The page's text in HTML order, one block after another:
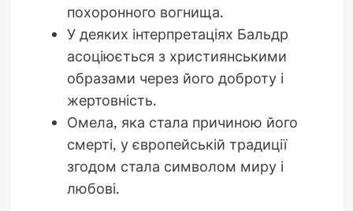
похоронного вогнища.
У деяких інтерпретаціях Бальдр
асоціюється з християнськими
образами через його доброту і
жертовність.
Омела, яка стала причиною його
смерті, у європейській традиції
згодом стала символом миру і
любові.